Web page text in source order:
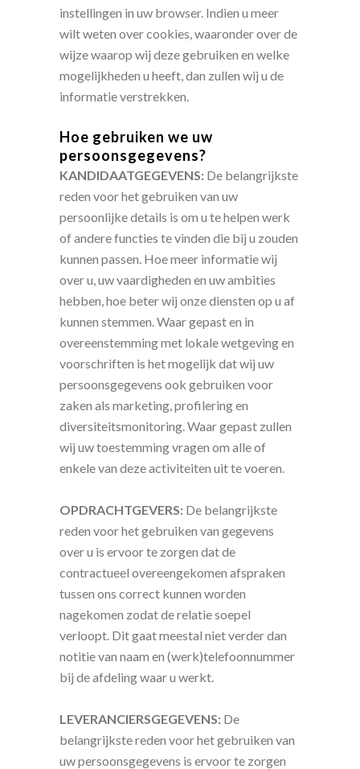
instellingen in uw browser. Indien u meer
wilt weten over cookies, waaronder over de
wijze waarop wij deze gebruiken en welke
mogelijkheden u heeft, dan zullen wij u de
informatie verstrekken.
Hoe gebruiken we uw
persoonsgegevens?
KANDIDAATGEGEVENS: De belangrijkste
reden voor het gebruiken van uw
persoonlijke details is om u te helpen werk
of andere functies te vinden die bij u zouden
kunnen passen. Hoe meer informatie wij
over u, uw vaardigheden en uw ambities
hebben, hoe beter wij onze diensten op u af
kunnen stemmen. Waar gepast en in
overeenstemming met lokale wetgeving en
voorschriften is het mogelijk dat wij uw
persoonsgegevens ook gebruiken voor
zaken als marketing, profilering en
diversiteitsmonitoring. Waar gepast zullen
wij uw toestemming vragen om alle of
enkele van deze activiteiten uit te voeren.
OPDRACHTGEVERS: De belangrijkste
reden voor het gebruiken van gegevens
over u is ervoor te zorgen dat de
contractueel overeengekomen afspraken
tussen ons correct kunnen worden
nagekomen zodat de relatie soepel
verloopt. Dit gaat meestal niet verder dan
notitie van naam en (werk)telefoonnummer
bij de afdeling waar u werkt.
LEVERANCIERSGEGEVENS: De
belangrijkste reden voor het gebruiken van
uw persoonsgegevens is ervoor te zorgen